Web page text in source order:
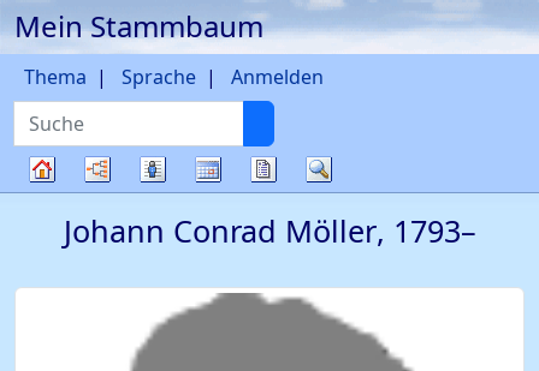
Weiter zu Hauptseite
Mein Stammbaum
Suche
Thema Sprache Anmelden
Diagramme
Listen KalenderBerichte
Johann Conrad Möller, 1793–